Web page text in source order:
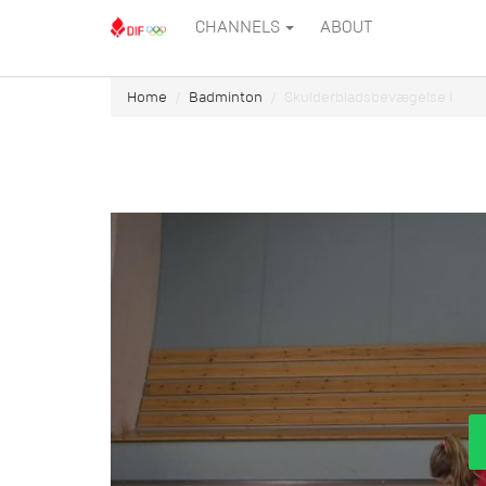
CHANNELS ABOUT
Home Badminton Skulderbladsbevægelse I